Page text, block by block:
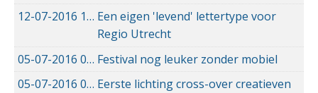
12-07-2016 12-07-2016 19:51
Een eigen 'levend' lettertype voor
Regio Utrecht
05-07-2016 05-07-2016 13:32
Festival nog leuker zonder mobiel
05-07-2016 05-07-2016 13:13
Eerste lichting cross-over creatieven